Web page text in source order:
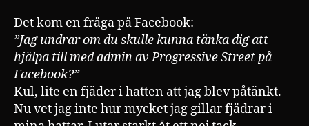
Det kom en fråga på Facebook:
”Jag undrar om du skulle kunna tänka dig att
hjälpa till med admin av Progressive Street på
Facebook?”
Kul, lite en fjäder i hatten att jag blev påtänkt.
Nu vet jag inte hur mycket jag gillar fjädrar i